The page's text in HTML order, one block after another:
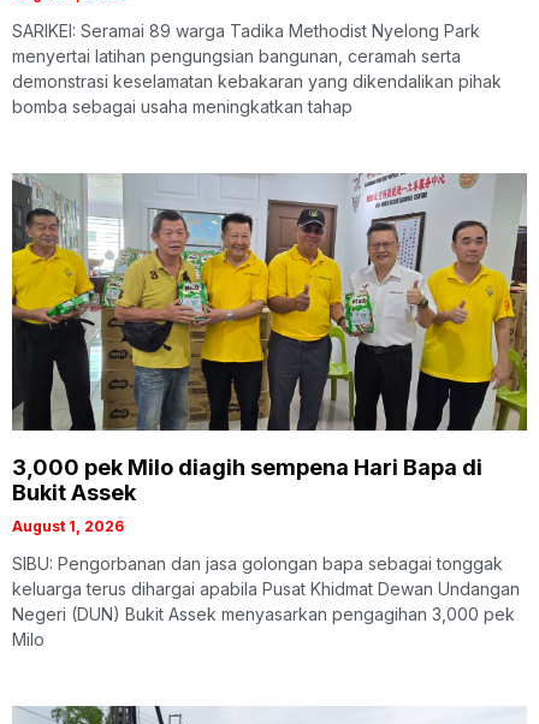
SARIKEI: Seramai 89 warga Tadika Methodist Nyelong Park
menyertai latihan pengungsian bangunan, ceramah serta
demonstrasi keselamatan kebakaran yang dikendalikan pihak
bomba sebagai usaha meningkatkan tahap
3,000 pek Milo diagih sempena Hari Bapa di
Bukit Assek
August 1, 2026
SIBU: Pengorbanan dan jasa golongan bapa sebagai tonggak
keluarga terus dihargai apabila Pusat Khidmat Dewan Undangan
Negeri (DUN) Bukit Assek menyasarkan pengagihan 3,000 pek
Milo